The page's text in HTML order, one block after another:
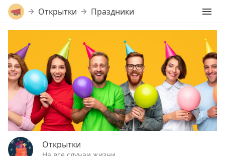
Открытки Праздники
Открытки